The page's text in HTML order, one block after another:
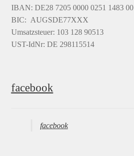
IBAN: DE28 7205 0000 0251 1483 00
BIC: AUGSDE77XXX
Umsatzsteuer: 103 128 90513
UST-IdNr: DE 298115514
facebook
facebook